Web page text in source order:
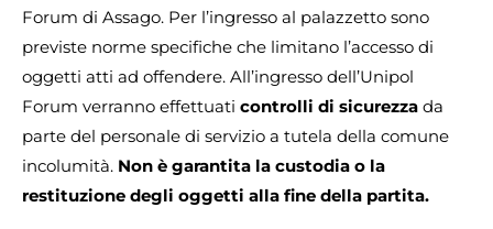
Forum di Assago. Per l’ingresso al palazzetto sono
previste norme specifiche che limitano l’accesso di
oggetti atti ad offendere. All’ingresso dell’Unipol
Forum verranno effettuati controlli di sicurezza da
parte del personale di servizio a tutela della comune
incolumità. Non è garantita la custodia o la
restituzione degli oggetti alla fine della partita.